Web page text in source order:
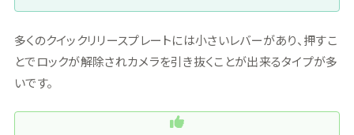
多くのクイックリリースプレートには小さいレバーがあり、押すこ
とでロックが解除されカメラを引き抜くことが出来るタイプが多
いです。